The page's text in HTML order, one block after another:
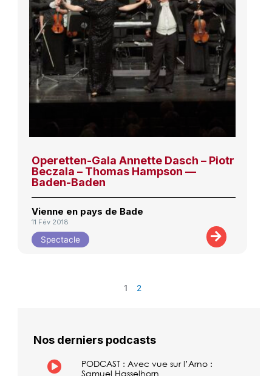
Operetten-Gala Annette Dasch – Piotr
Beczala – Thomas Hampson —
Baden-Baden
Vienne en pays de Bade
11 Fév 2018
Spectacle
1 2
Nos derniers podcasts
PODCAST : Avec vue sur l’Arno :
Samuel Hasselhorn